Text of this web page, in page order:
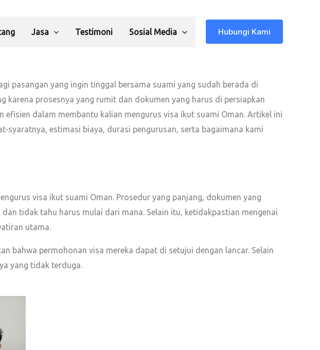
Jasa Testimoni Sosial Media Hubungi Kami
pasangan yang ingin tinggal bersama suami yang sudah berada di
karena prosesnya yang rumit dan dokumen yang harus di persiapkan
efisien dalam membantu kalian mengurus visa ikut suami Oman. Artikel ini
syaratnya, estimasi biaya, durasi pengurusan, serta bagaimana kami
visa ikut suami Oman. Prosedur yang panjang, dokumen yang
tidak tahu harus mulai dari mana. Selain itu, ketidakpastian mengenai
utama.
bahwa permohonan visa mereka dapat di setujui dengan lancar. Selain
yang tidak terduga.